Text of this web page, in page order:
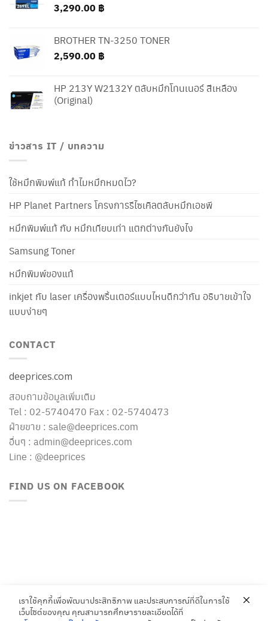
3,290.00 ฿
BROTHER TN-3250 TONER
2,590.00 ฿
HP 213Y W2132Y ตลับหมึกโทนเนอร์ สีเหลือง
(Original)
ข่าวสาร IT / บทความ
ใช้หมึกพิมพ์แท้ ทำไมหมึกหมดไว?
HP Planet Partners โครงการรีไซเคิลตลับหมึกเอชพี
หมึกพิมพ์แท้ กับ หมึกเทียบเท่า แตกต่างกันยังไง
Samsung Toner
หมึกพิมพ์ของแท้
inkjet กับ laser เครื่องพริ้นเตอร์แบบไหนดีกว่ากัน อธิบายเข้าใจ
แบบง่ายๆ
CONTACT
deeprices.com
สอบถามข้อมูลเพิ่มเติม
Tel : 02-5740470 Fax : 02-5740473
ฝ่ายขาย : sale@deeprices.com
อื่นๆ : admin@deeprices.com
Line : @deeprices
FIND US ON FACEBOOK
เราใช้คุกกี้เพื่อพัฒนาประสิทธิภาพ และประสบการณ์ที่ดีในการใช้
เว็บไซต์ของคุณ คุณสามารถศึกษารายละเอียดได้ที่